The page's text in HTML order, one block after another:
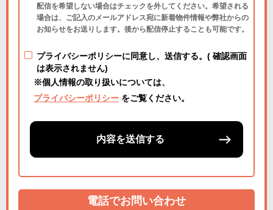
配信を希望しない場合はチェックを外してください。希望される
場合は、ご記入のメールアドレス宛に新着物件情報や弊社からの
お知らせをお送りします。後から配信停止することも可能です。
プライバシーポリシーに同意し、送信する。( 確認画面
は表示されません)
※個人情報の取り扱いについては、
プライバシーポリシー をご覧ください。
内容を送信する
電話でお問い合わせ